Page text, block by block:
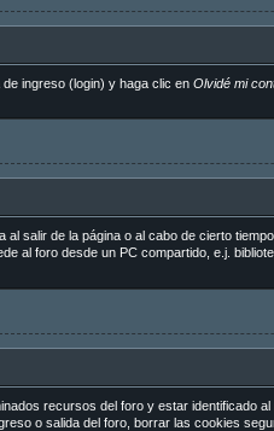
ingreso (login) y haga clic en Olvidé mi
salir de la página o al cabo de cierto
al foro desde un PC compartido, e.j.
recursos del foro y estar identificado
o salida del foro, borrar las cookies